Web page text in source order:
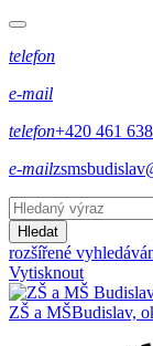
telefon
e-mail
telefon+420 461
e-mail
Hledat
rozšířené
Vytisknout
ZŠ a MŠBudislav,